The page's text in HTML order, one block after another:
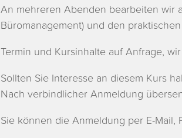
An mehreren Abenden bearbeiten wir
Büromanagement) und den
Termin und Kursinhalte auf Anfrage,
Sollten Sie Interesse an diesem Kurs
Nach verbindlicher Anmeldung
Sie können die Anmeldung per E-Mail,